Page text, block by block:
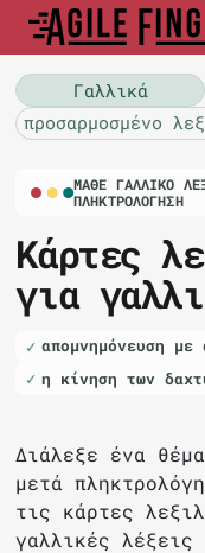
Γαλλικά
προσαρμοσμένο
ΜΆΘΕ ΓΑΛΛΙΚΌ
ΠΛΗΚΤΡΟΛΌΓΗΣΗ
Κάρτες
για
απομνημόνευση με
η κίνηση των
Διάλεξε ένα
μετά
τις κάρτες
γαλλικές λέξεις